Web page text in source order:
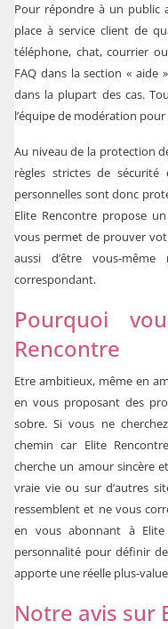
Pour répondre à un public
place à service client de
téléphone, chat, courrier
FAQ dans la section «
dans la plupart des cas.
l’équipe de modération
Au niveau de la protection
règles strictes de
personnelles sont donc
Elite Rencontre propose
vous permet de prouver
aussi d’être vous-
correspondant.
Pourquoi
Rencontre
Etre ambitieux, même en
en vous proposant des
sobre. Si vous ne
chemin car Elite
cherche un amour sincère
vraie vie ou sur d’autres
ressemblent et ne vous
en vous abonnant à
personnalité pour définir
apporte une réelle plus-
Notre avis sur